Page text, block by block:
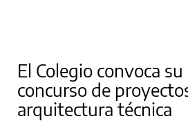
El Colegio convoca
concurso de
arquitectura técnica